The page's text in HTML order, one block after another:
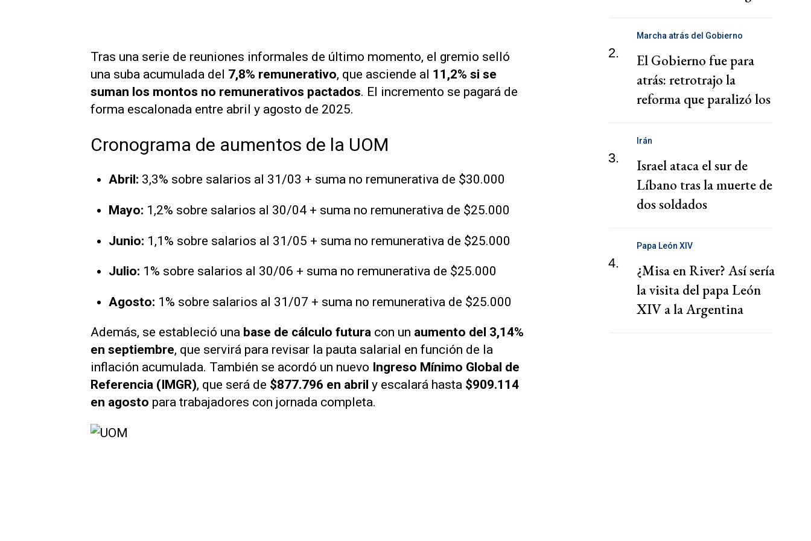
Tras una serie de reuniones informales de último momento, el gremio selló
una suba acumulada del 7,8% remunerativo, que asciende al 11,2% si se
suman los montos no remunerativos pactados. El incremento se pagará de
forma escalonada entre abril y agosto de 2025.
Cronograma de aumentos de la UOM
Abril: 3,3% sobre salarios al 31/03 + suma no remunerativa de $30.000
Mayo: 1,2% sobre salarios al 30/04 + suma no remunerativa de $25.000
Junio: 1,1% sobre salarios al 31/05 + suma no remunerativa de $25.000
Julio: 1% sobre salarios al 30/06 + suma no remunerativa de $25.000
Agosto: 1% sobre salarios al 31/07 + suma no remunerativa de $25.000
Además, se estableció una base de cálculo futura con un aumento del 3,14%
en septiembre, que servirá para revisar la pauta salarial en función de la
inflación acumulada. También se acordó un nuevo Ingreso Mínimo Global de
Referencia (IMGR), que será de $877.796 en abril y escalará hasta $909.114
en agosto para trabajadores con jornada completa.
2.
Marcha atrás del Gobierno
El Gobierno fue para
atrás: retrotrajo la
reforma que paralizó los
3.
Irán
Israel ataca el sur de
Líbano tras la muerte de
dos soldados
4.
Papa León XIV
¿Misa en River? Así sería
la visita del papa León
XIV a la Argentina